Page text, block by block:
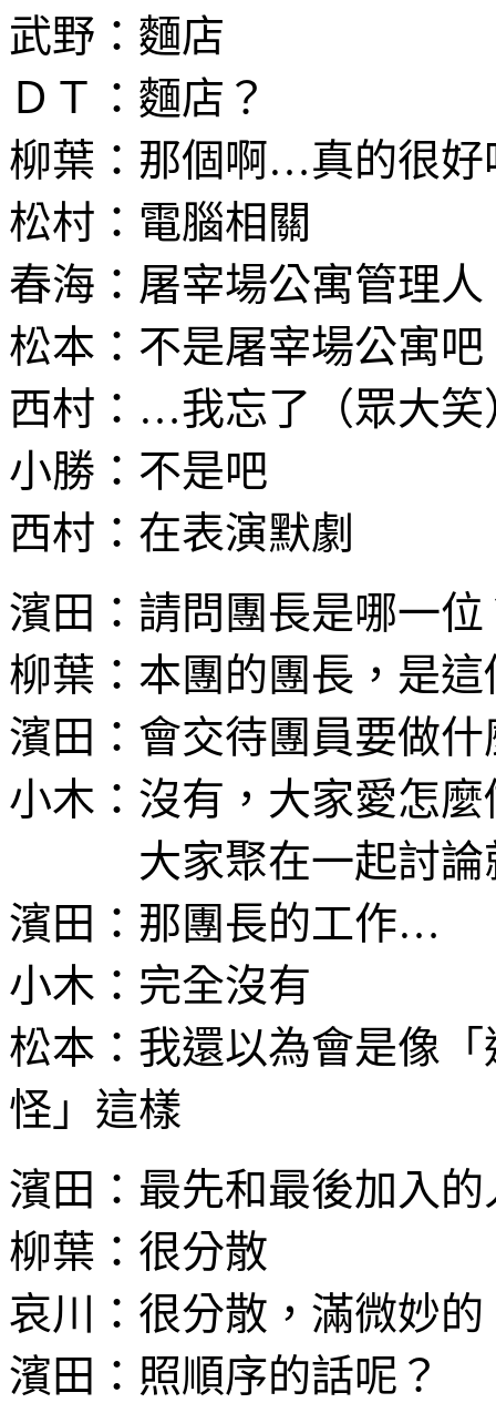
武野：麵店
ＤＴ：麵店？
柳葉：那個啊…真的很好
松村：電腦相關
春海：屠宰場公寓管理人
松本：不是屠宰場公寓吧
西村：…我忘了（眾大笑
小勝：不是吧
西村：在表演默劇
濱田：請問團長是哪一位
柳葉：本團的團長，是
濱田：會交待團員要做什
小木：沒有，大家愛怎
大家聚在一起討論
濱田：那團長的工作…
小木：完全沒有
松本：我還以為會是像
怪」這樣
濱田：最先和最後加入的
柳葉：很分散
哀川：很分散，滿微妙的
濱田：照順序的話呢？